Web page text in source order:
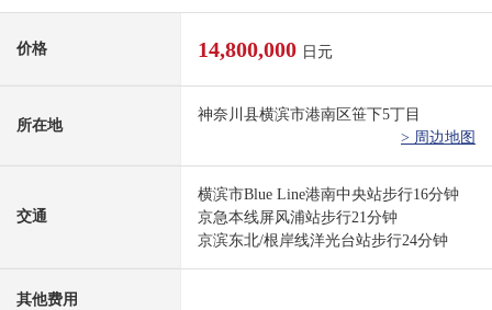
价格 14,800,000 日元
所在地
神奈川县横滨市港南区笹下5丁目
> 周边地图
交通
横滨市Blue Line港南中央站步行16分钟
京急本线屏风浦站步行21分钟
京滨东北/根岸线洋光台站步行24分钟
其他费用